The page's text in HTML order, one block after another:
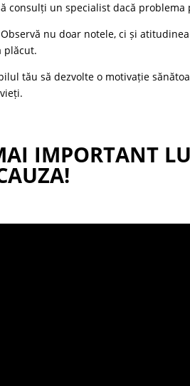
consulți un specialist dacă problema
Observă nu doar notele, ci și
plăcut.
tău să dezvolte o motivație
IMPORTANT